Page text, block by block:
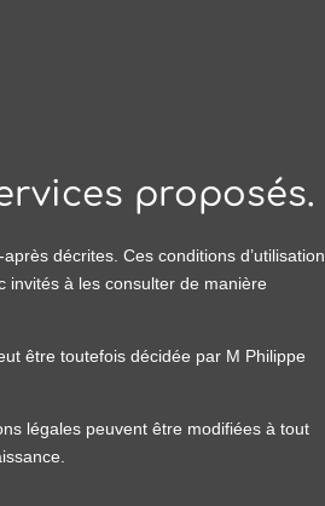
proposés.
décrites. Ces conditions d’utilisation
invités à les consulter de manière
être toutefois décidée par M Philippe
légales peuvent être modifiées à tout